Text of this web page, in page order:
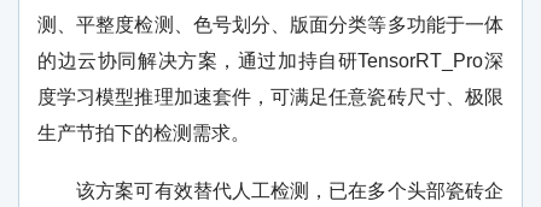
测、平整度检测、色号划分、版面分类等多功能于一体
的边云协同解决方案，通过加持自研TensorRT_Pro深
度学习模型推理加速套件，可满足任意瓷砖尺寸、极限
生产节拍下的检测需求。
该方案可有效替代人工检测，已在多个头部瓷砖企